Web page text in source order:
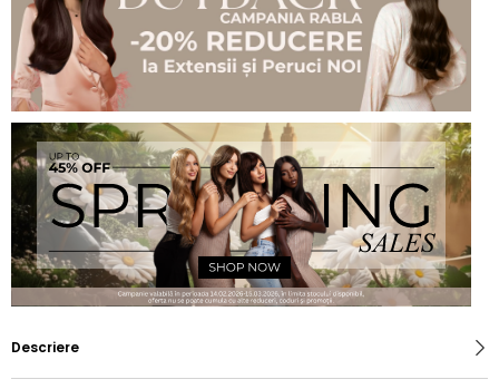
Descriere